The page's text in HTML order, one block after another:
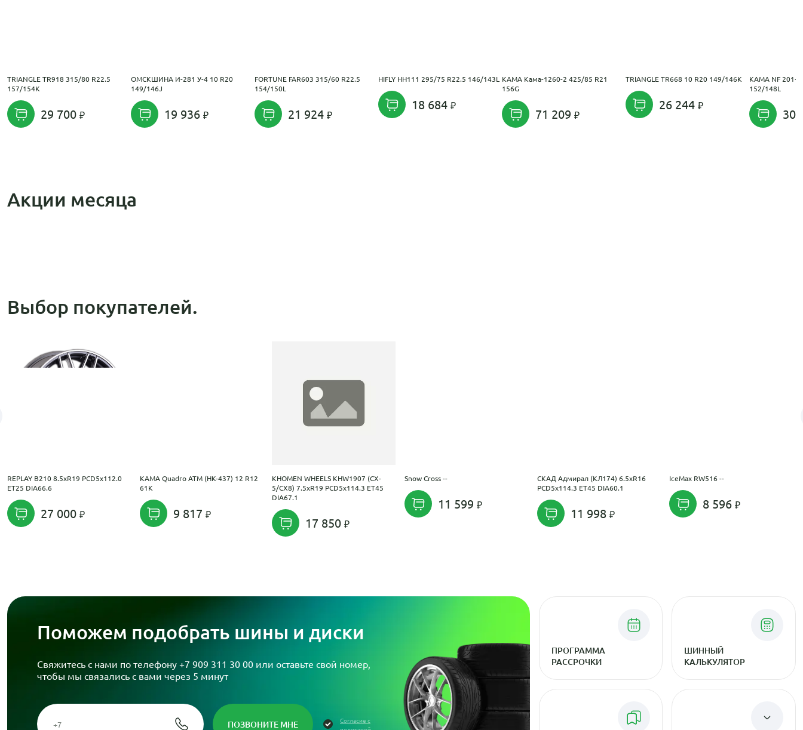
TRIANGLE TR918 315/80 R22.5
157/154K
29 700
ОМСКШИНА И-281 У-4 10 R20
149/146J
19 936
FORTUNE FAR603 315/60 R22.5
154/150L
21 924
HIFLY HH111 295/75 R22.5 146/143L
18 684
KAMA Кама-1260-2 425/85 R21
156G
71 209
TRIANGLE TR668 10 R20 149/146K
26 244
KAMA NF 201+
152/148L
30
Акции месяца
Выбор покупателей.
REPLAY B210 8.5xR19 PCD5x112.0
ET25 DIA66.6
27 000
KAMA Quadro ATM (НК-437) 12 R12
61K
9 817
KHOMEN WHEELS KHW1907 (CX-
5/CX8) 7.5xR19 PCD5x114.3 ET45
DIA67.1
17 850
Snow Cross --
11 599
СКАД Адмирал (КЛ174) 6.5xR16
PCD5x114.3 ET45 DIA60.1
11 998
IceMax RW516 --
8 596
Поможем подобрать шины и диски
Свяжитесь с нами по телефону +7 909 311 30 00 или оставьте свой номер,
чтобы мы связались с вами через 5 минут
Согласие с
ПРОГРАММА
РАССРОЧКИ
ШИННЫЙ
КАЛЬКУЛЯТОР